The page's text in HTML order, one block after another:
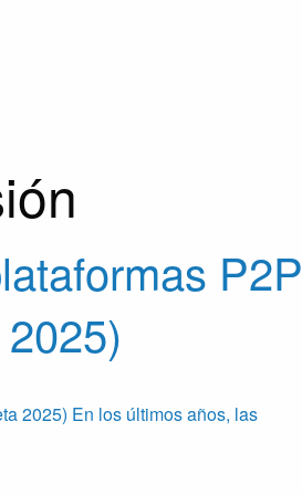
P2P
2025) En los últimos años, las